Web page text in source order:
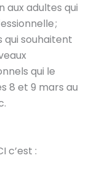
aux adultes qui
;
qui souhaitent
qui le
8 et 9 mars au
c’est :